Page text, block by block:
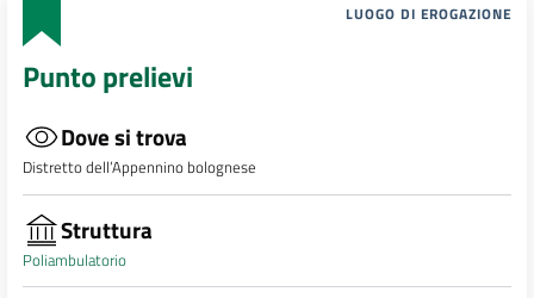
LUOGO DI EROGAZIONE
Punto prelievi
Dove si trova
Distretto dell’Appennino bolognese
Struttura
Poliambulatorio